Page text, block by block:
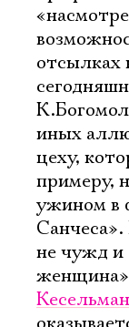
отсылках
иных
цеху,
примеру,
ужином в
не чужд и
Кесельман